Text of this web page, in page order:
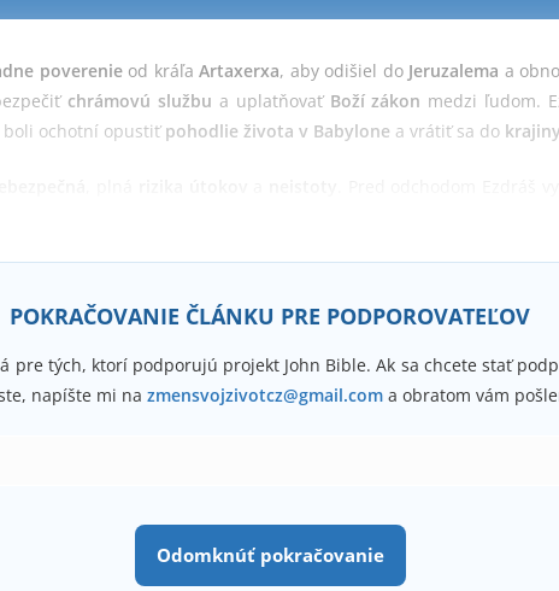
poverenieod kráľaArtaxerxa, aby odišiel do Jeruzalema a
chrámovú službu a uplatňovať Boží zákon medzi ľudom.
ochotní opustiť pohodlie života v Babylone a vrátiť sa do
POKRAČOVANIE ČLÁNKU PRE PODPOROVATEĽOV
pre tých, ktorí podporujú projekt John Bible. Ak sa chcete stať
napíšte mi na zmensvojzivotcz@gmail.com a obratom vám
Odomknúť pokračovanie